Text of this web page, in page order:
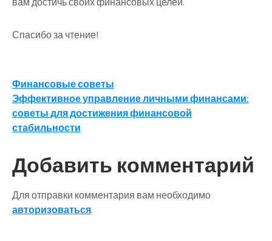
Спасибо за чтение!
Навигация
по
записям
Финансовые советы
Эффективное управление личными финансами:
советы для достижения финансовой
стабильности
Добавить комментарий
Для отправки комментария вам необходимо
авторизоваться.